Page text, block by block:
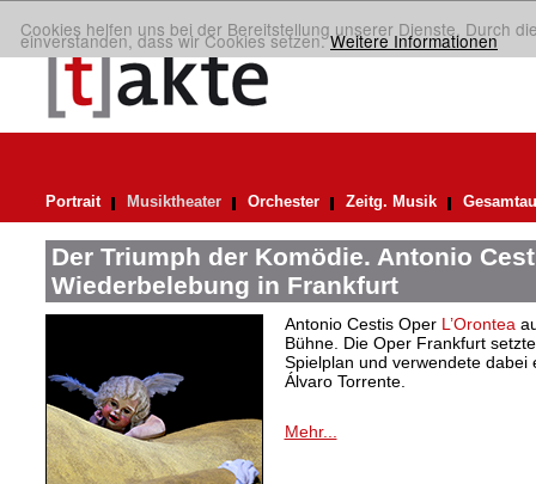
Cookies helfen uns bei der Bereitstellung unserer Dienste. Durch
einverstanden, dass wir Cookies setzen.Weitere Informationen
Portrait Musiktheater Orchester Zeitg. Musik
Der Triumph der Komödie. Antonio
Wiederbelebung in Frankfurt
Antonio Cestis Oper L’Orontea
Bühne. Die Oper Frankfurt
Spielplan und verwendete dabei
Álvaro Torrente.
Mehr...